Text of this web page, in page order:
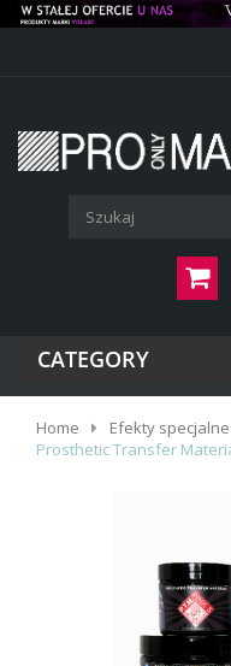
CATEGORY
Home Efekty specjalne
Prosthetic Transfer